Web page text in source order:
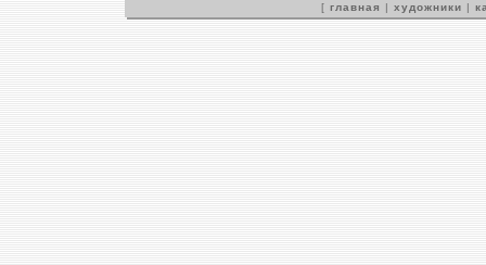
[ главная | художники |